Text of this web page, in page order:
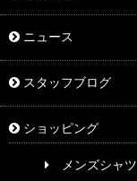
ニュース
スタッフブログ
ショッピング
メンズシャツ